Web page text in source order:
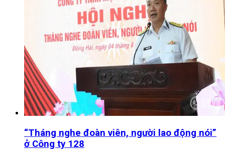
“Tháng nghe đoàn viên, người lao động nói”
ở Công ty 128